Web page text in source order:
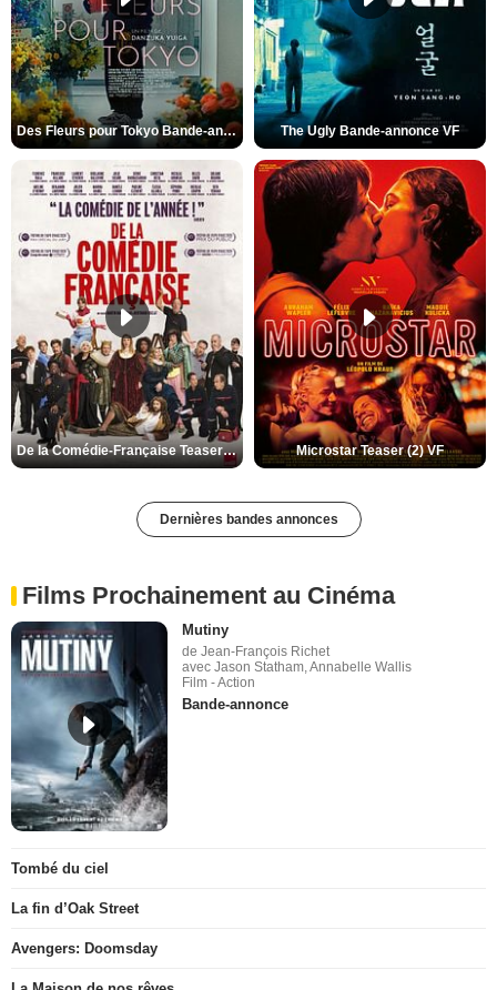
Des Fleurs pour Tokyo Bande-annonce VO STFR The Ugly Bande-annonce VF
De la Comédie-Française Teaser (3) VF Microstar Teaser (2) VF
Dernières bandes annonces
Films Prochainement au Cinéma
Mutiny
de Jean-François Richet
avec Jason Statham, Annabelle Wallis
Film - Action
Bande-annonce
Tombé du ciel
La fin d’Oak Street
Avengers: Doomsday